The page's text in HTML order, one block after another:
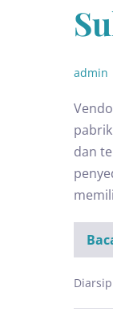
admin
dan